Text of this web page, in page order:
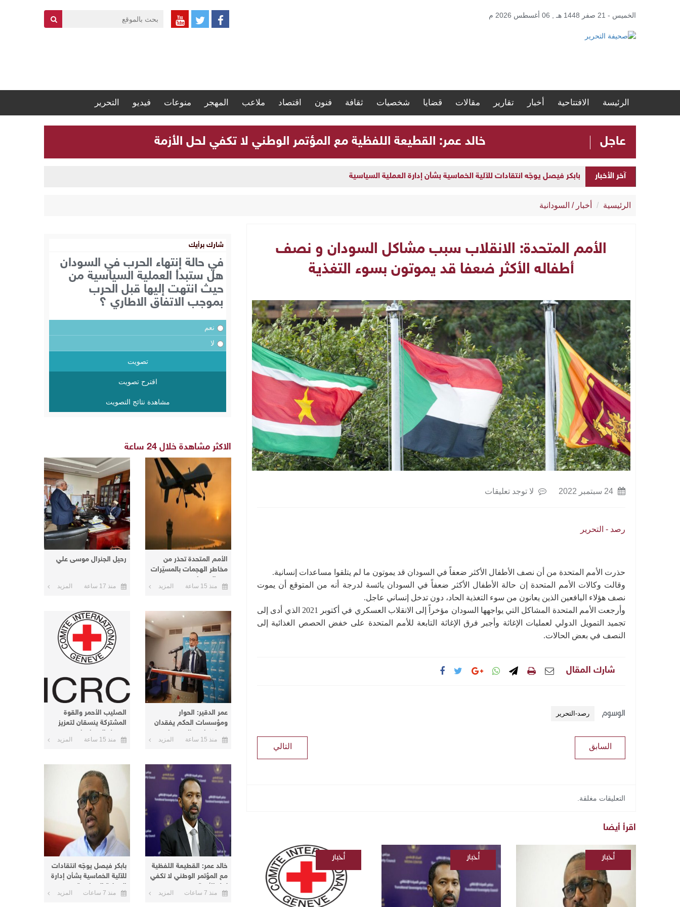
الخميس - 21 صفر 1448 هـ , 06 أغسطس 2026 م
الرئيسة الافتتاحية أخبار تقارير مقالات قضايا شخصيات ثقافة فنون اقتصاد ملاعب المهجر منوعات فيديو التحرير
عاجل ​خالد عمر: القطيعة اللفظية مع المؤتمر الوطني لا تكفي لحل الأزمة
آخر الأخبار بابكر فيصل يوجّه انتقادات للآلية الخماسية بشأن إدارة العملية السياسية
​خالد عمر: القطيعة اللفظية مع المؤتمر الوطني لا تكفي لحل الأزمة
الرئيسية أخبار / السودانية
الأمم المتحدة: الانقلاب سبب مشاكل السودان و نصف
أطفاله الأكثر ضعفا قد يموتون بسوء التغذية
لا توجد تعليقات
رصد - التحرير
حذرت الأمم المتحدة من أن نصف الأطفال الأكثر ضعفاً في السودان قد يموتون ما لم يتلقوا مساعدات إنسانية.
وقالت وكالات الأمم المتحدة إن حالة الأطفال الأكثر ضعفاً في السودان يائسة لدرجة أنه من المتوقع أن يموت
نصف هؤلاء اليافعين الذين يعانون من سوء التغذية الحاد، دون تدخل إنساني عاجل.
وأرجعت الأمم المتحدة المشاكل التي يواجهها السودان مؤخراً إلى الانقلاب العسكري في أكتوبر 2021 الذي أدى إلى
تجميد التمويل الدولي لعمليات الإغاثة وأجبر فرق الإغاثة التابعة للأمم المتحدة على خفض الحصص الغذائية إلى
النصف في بعض الحالات.
شارك المقال
الوسوم رصد-التحرير
التالي السابق
التعليقات مغلقة.
اقرأ أيضا
أخبار
/
السودانية
أخبار
السودانية
أخبار
/
السودانية
شارك برأيك
في حالة إنتهاء الحرب في السودان
هل ستبدأ العملية السياسية من
حيث انتهت إليها قبل الحرب
بموجب الاتفاق الاطاري ؟
نعم
لا
تصويت
اقترح تصويت
مشاهدة نتائج التصويت
الاكثر مشاهدة خلال 24 ساعة
الأمم المتحدة تحذر من
مخاطر الهجمات بالمسيّرات
في السودان
منذ 15 ساعة المزيد
رحيل الجنرال موسى علي
منذ 17 ساعة المزيد
عمر الدقير: الحوار
ومؤسسات الحكم يفقدان
معناهما مع الاستمرار في
الخيار العسكري
منذ 15 ساعة المزيد
الصليب الأحمر والقوة
المشتركة ينسقان لتعزيز
وصول المساعدات
الإنسانية إلى دارفور
منذ 15 ساعة المزيد
​خالد عمر: القطيعة اللفظية
مع المؤتمر الوطني لا تكفي
لحل الأزمة
منذ 7 ساعات المزيد
بابكر فيصل يوجّه انتقادات
للآلية الخماسية بشأن إدارة
العملية السياسية
منذ 7 ساعات المزيد